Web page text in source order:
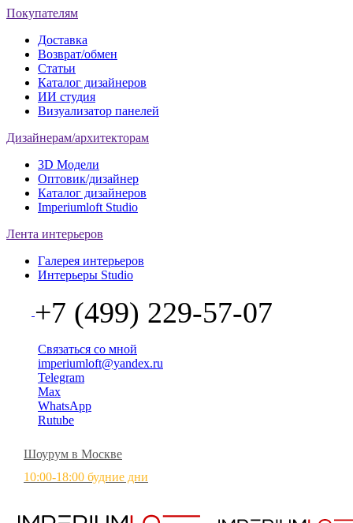
Покупателям
Доставка
Возврат/обмен
Статьи
Каталог дизайнеров
ИИ студия
Визуализатор панелей
Дизайнерам/архитекторам
3D Модели
Оптовик/дизайнер
Каталог дизайнеров
Imperiumloft Studio
Лента интерьеров
Галерея интерьеров
Интерьеры Studio
+7 (499) 229-57-07
Связаться со мной
imperiumloft@yandex.ru
Telegram
Max
WhatsApp
Rutube
Шоурум в Москве
10:00-18:00 будние дни